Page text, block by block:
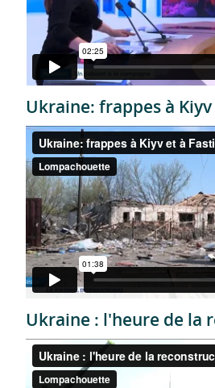
Ukraine: frappes à
Ukraine : l'heure de la